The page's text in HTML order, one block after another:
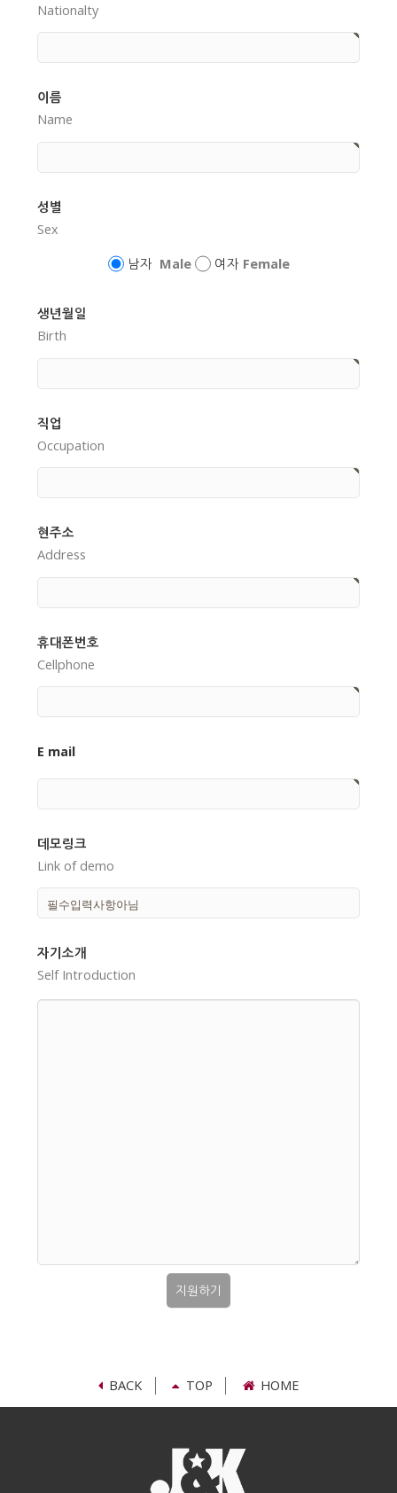
Nationalty
이름
Name
성별
Sex
남자 Male 여자 Female
생년월일
Birth
직업
Occupation
현주소
Address
휴대폰번호
Cellphone
E mail
데모링크
Link of demo
자기소개
Self Introduction
지원하기
BACK TOP HOME